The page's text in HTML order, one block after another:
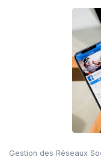
Gestion des Réseaux